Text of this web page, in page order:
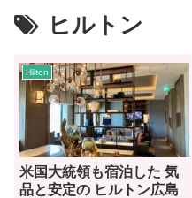
ヒルトン
Hilton
米国大統領も宿泊した 気
品と安定の ヒルトン広島